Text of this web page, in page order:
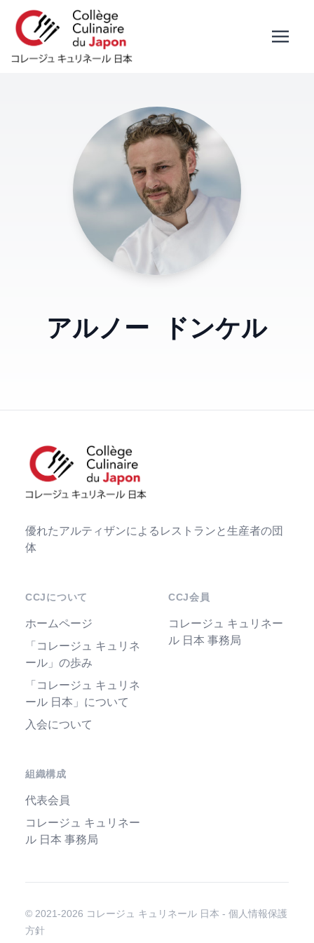
アルノー ドンケル
優れたアルティザンによるレストランと生産者の団
体
CCJについて
ホームページ
「コレージュ キュリネ
ール」の歩み
「コレージュ キュリネ
ール 日本」について
入会について
組織構成
代表会員
コレージュ キュリネー
ル 日本 事務局
CCJ会員
コレージュ キュリネー
ル 日本 事務局
© 2021-2026 コレージュ キュリネール 日本 - 個人情報保護
方針